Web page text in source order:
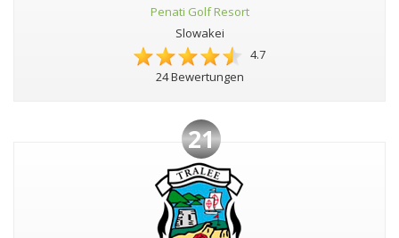
Penati Golf Resort
Slowakei
4.7
24 Bewertungen
21